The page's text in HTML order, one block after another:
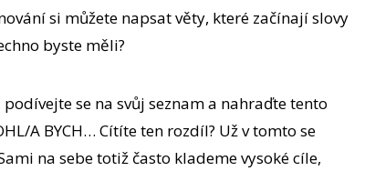
si můžete napsat věty, které začínají slovy
byste měli?
podívejte se na svůj seznam a nahraďte tento
A BYCH… Cítíte ten rozdíl? Už v tomto se
na sebe totiž často klademe vysoké cíle,